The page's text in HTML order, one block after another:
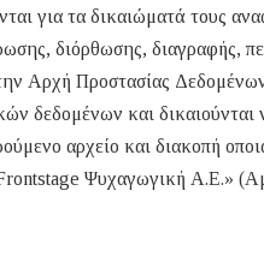
για τα δικαιώματά τους
διόρθωσης, διαγραφής,
Αρχή Προστασίας
δεδομένων και δικαιούνται
αρχείο και διακοπή
Ψυχαγωγική Α.Ε.»